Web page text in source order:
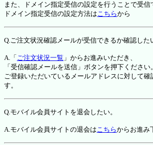
また、ドメイン指定受信の設定を行うことで受信
ドメイン指定受信の設定方法はこちらから
Q.ご注文状況確認メールが受信できるか確認した
A.「 ご注文状況一覧 」からお進みいただき、
「受信確認メールを送信」ボタンを押下ください。
ご登録いただいているメールアドレスに対して確
す。
Q.モバイル会員サイトを退会したい。
A.モバイル会員サイトの退会はこちらからお進み